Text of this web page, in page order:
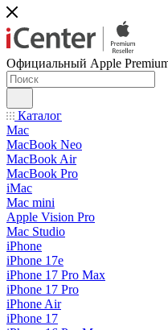
Официальный Apple
Каталог
Mac
MacBook Neo
MacBook Air
MacBook Pro
iMac
Mac mini
Apple Vision Pro
Mac Studio
iPhone
iPhone 17e
iPhone 17 Pro Max
iPhone 17 Pro
iPhone Air
iPhone 17